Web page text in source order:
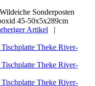
Sonderposten
45-50x5x289cm
Artikel |